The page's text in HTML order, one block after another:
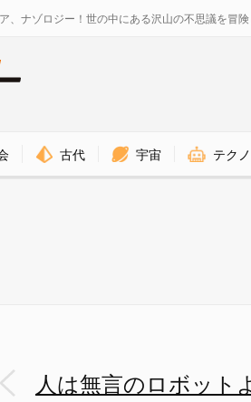
、ナゾロジー！世の中にある沢山の不思議を冒険
古代 宇宙 テク
人は無言のロボット